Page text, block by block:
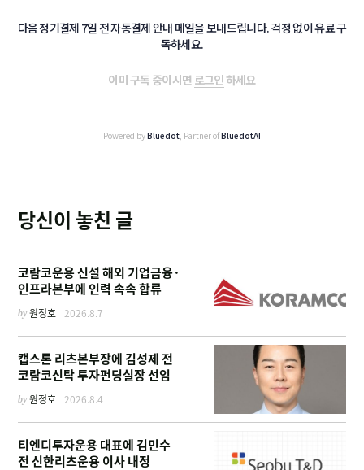
다음 정기결제 7일 전 자동결제 안내 메일을 보내드립니다. 걱정 없이 유료 구
독하세요.
이미 구독 중이시면 로그인하세요
Powered byBluedot, Partner ofBluedotAI
당신이 놓친 글
코람코운용 신설 해외 기업금융·
인프라본부에 인력 속속 합류
by원정호 2026.8.7
캡스톤 리츠본부장에 김성제 전
코람코신탁 투자펀딩실장 선임
by원정호 2026.8.4
티엔디투자운용 대표에 김민수
전 신한리츠운용 이사 내정